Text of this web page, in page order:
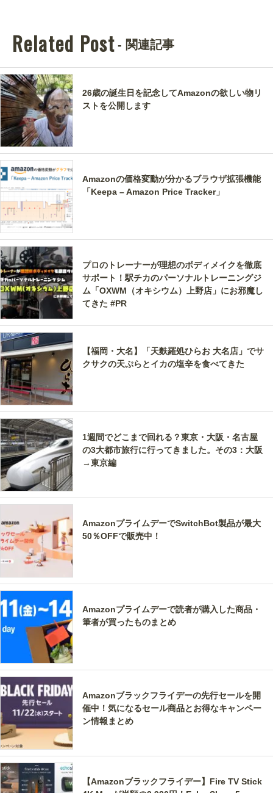
Related Post - 関連記事
26歳の誕生日を記念してAmazonの欲しい物リ
ストを公開します
Amazonの価格変動が分かるブラウザ拡張機能
「Keepa – Amazon Price Tracker」
プロのトレーナーが理想のボディメイクを徹底
サポート！駅チカのパーソナルトレーニングジ
ム「OXWM（オキシウム）上野店」にお邪魔し
てきた #PR
【福岡・大名】「天麩羅処ひらお 大名店」でサ
クサクの天ぷらとイカの塩辛を食べてきた
1週間でどこまで回れる？東京・大阪・名古屋
の3大都市旅行に行ってきました。その3：大阪
→東京編
AmazonプライムデーでSwitchBot製品が最大
50％OFFで販売中！
Amazonプライムデーで読者が購入した商品・
筆者が買ったものまとめ
Amazonブラックフライデーの先行セールを開
催中！気になるセール商品とお得なキャンペー
ン情報まとめ
【Amazonブラックフライデー】Fire TV Stick